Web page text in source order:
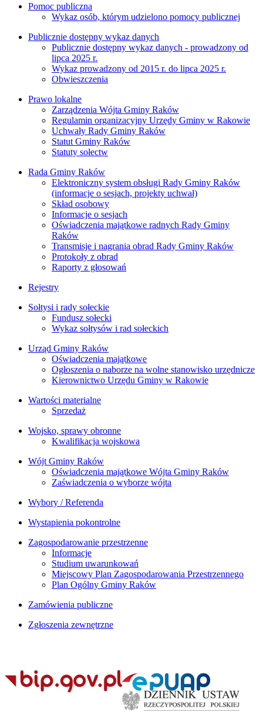
Pomoc publiczna
Wykaz osób, którym udzielono pomocy publicznej
Publicznie dostępny wykaz danych
Publicznie dostępny wykaz danych - prowadzony od
lipca 2025 r.
Wykaz prowadzony od 2015 r. do lipca 2025 r.
Obwieszczenia
Prawo lokalne
Zarządzenia Wójta Gminy Raków
Regulamin organizacyjny Urzędy Gminy w Rakowie
Uchwały Rady Gminy Raków
Statut Gminy Raków
Statuty sołectw
Rada Gminy Raków
Elektroniczny system obsługi Rady Gminy Raków
(informacje o sesjach, projekty uchwał)
Skład osobowy
Informacje o sesjach
Oświadczenia majątkowe radnych Rady Gminy
Raków
Transmisje i nagrania obrad Rady Gminy Raków
Protokoły z obrad
Raporty z głosowań
Rejestry
Sołtysi i rady sołeckie
Fundusz sołecki
Wykaz sołtysów i rad sołeckich
Urząd Gminy Raków
Oświadczenia majątkowe
Ogłoszenia o naborze na wolne stanowisko urzędnicze
Kierownictwo Urzędu Gminy w Rakowie
Wartości materialne
Sprzedaż
Wojsko, sprawy obronne
Kwalifikacja wojskowa
Wójt Gminy Raków
Oświadczenia majątkowe Wójta Gminy Raków
Zaświadczenia o wyborze wójta
Wybory / Referenda
Wystąpienia pokontrolne
Zagospodarowanie przestrzenne
Informacje
Studium uwarunkowań
Miejscowy Plan Zagospodarowania Przestrzennego
Plan Ogólny Gminy Raków
Zamówienia publiczne
Zgłoszenia zewnętrzne